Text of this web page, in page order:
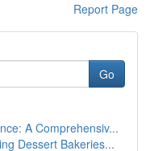
Report Page
Go
A Comprehensiv...
Dessert Bakeries...